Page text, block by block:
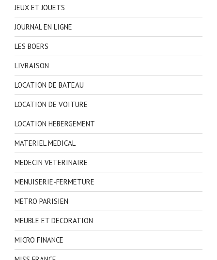
JEUX ET JOUETS
JOURNAL EN LIGNE
LES BOERS
LIVRAISON
LOCATION DE BATEAU
LOCATION DE VOITURE
LOCATION HEBERGEMENT
MATERIEL MEDICAL
MEDECIN VETERINAIRE
MENUISERIE-FERMETURE
METRO PARISIEN
MEUBLE ET DECORATION
MICRO FINANCE